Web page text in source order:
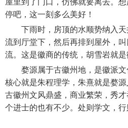
屋里到了门口，仿佛就要离去。
停吧，这一刻多么美好！
下雨时，房顶的水顺势纳入天
流到厅堂下，然后再排到屋外，
流。这是徽商的传统，胡雪岩就是
婺源属于古徽州地，是徽派文
核心就是朱程理学，朱熹就是婺源
古徽州文风鼎盛，商业繁荣，秀
个进士的也有不少。处则学文，行